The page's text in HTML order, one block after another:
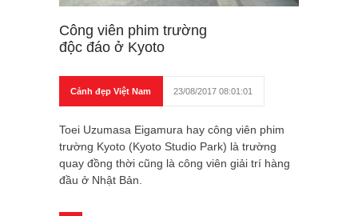
Công viên phim trường
độc đáo ở Kyoto
Cảnh đẹp Việt Nam 23/08/2017 08:01:01
Toei Uzumasa Eigamura hay công viên phim
trường Kyoto (Kyoto Studio Park) là trường
quay đồng thời cũng là công viên giải trí hàng
đầu ở Nhật Bản.